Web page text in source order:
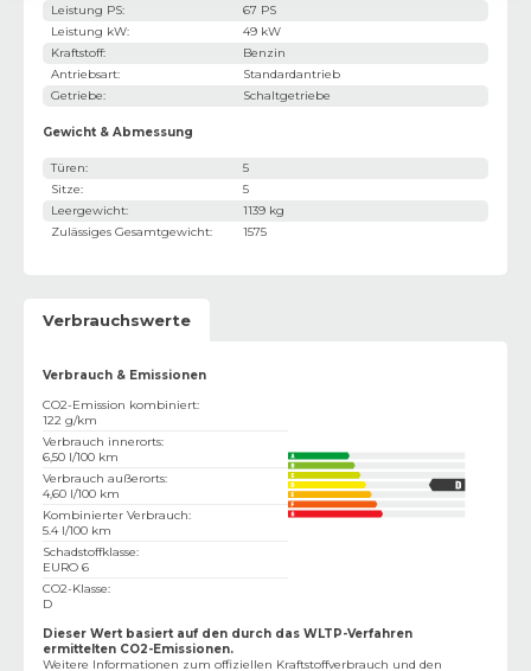
Leistung PS:
67 PS
Leistung kW:
49 kW
Kraftstoff:
Benzin
Antriebsart:
Standardantrieb
Getriebe: Schaltgetriebe
Gewicht & Abmessung
Türen:
5
Sitze:
5
Leergewicht:
1139 kg
Zulässiges Gesamtgewicht: 1575
Verbrauchswerte
Verbrauch & Emissionen
CO2-Emission kombiniert:
122 g/km
Verbrauch innerorts:
6,50 l/100 km
Verbrauch außerorts:
4,60 l/100 km
Kombinierter Verbrauch:
5.4 l/100 km
Schadstoffklasse:
EURO 6
CO2-Klasse:
D
Dieser Wert basiert auf den durch das WLTP-Verfahren
ermittelten CO2-Emissionen.
Weitere Informationen zum offiziellen Kraftstoffverbrauch und den